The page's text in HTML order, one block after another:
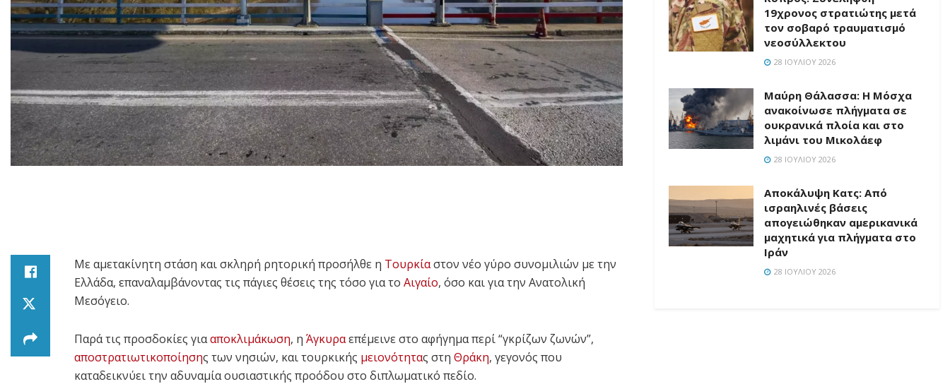
Με αμετακίνητη στάση και σκληρή ρητορική προσήλθε η Τουρκίαστον νέο γύρο συνομιλιών με την
Ελλάδα, επαναλαμβάνοντας τις πάγιες θέσεις της τόσο για το Αιγαίο, όσο και για την Ανατολική
Μεσόγειο.
Παρά τις προσδοκίες γιααποκλιμάκωση, η Άγκυραεπέμεινε στο αφήγημα περί “γκρίζων ζωνών”,
αποστρατιωτικοποίησης των νησιών, και τουρκικής μειονότητας στη Θράκη, γεγονός που
καταδεικνύει την αδυναμία ουσιαστικής προόδου στο διπλωματικό πεδίο.
19χρονος στρατιώτης μετά
τον σοβαρό τραυματισμό
νεοσύλλεκτου
28 ΙΟΥΛΊΟΥ 2026
Μαύρη Θάλασσα: Η Μόσχα
ανακοίνωσε πλήγματα σε
ουκρανικά πλοία και στο
λιμάνι του Μικολάεφ
28 ΙΟΥΛΊΟΥ 2026
Αποκάλυψη Κατς: Από
ισραηλινές βάσεις
απογειώθηκαν αμερικανικά
μαχητικά για πλήγματα στο
Ιράν
28 ΙΟΥΛΊΟΥ 2026